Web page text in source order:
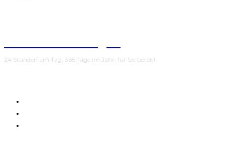
24 Stunden am Tag, 365 Tage im Jahr, für Sie bereit!